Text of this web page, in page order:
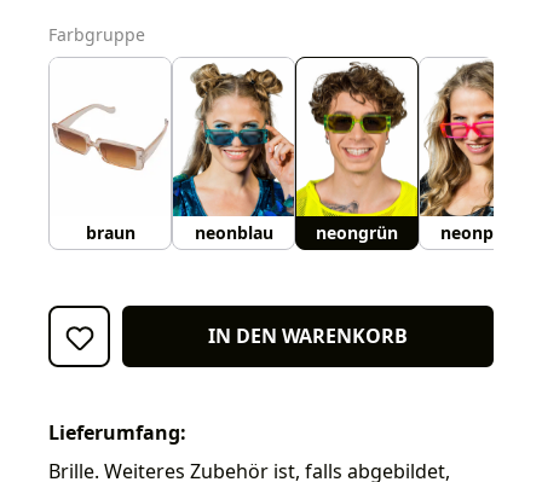
Farbgruppe
braun neonblau neongrün neonpink
IN DEN WARENKORB
Lieferumfang:
Brille. Weiteres Zubehör ist, falls abgebildet,